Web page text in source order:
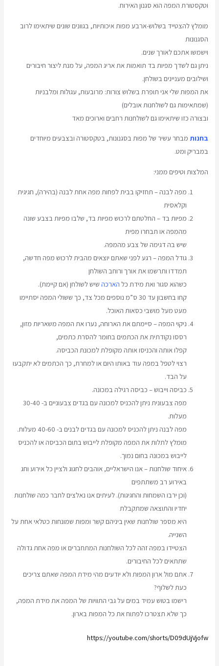
וטקסטורת המפה הוא סגנון האירוח.
מומלץ להצטייד בשלוש-ארבע מפות איכותיות, בגוונים שונים שיתאימו לרוב
הסגנונות
וישמשו אתכם לאורך שנים.
ניתן גם לשדך מפיות בד תואמות את אריג המפה, על מנת ליצור חיבורים
ושילובים מעניינים בשולחן.
את המפות שלי אני תופרת בשלוש צורות: מרובעות, עגולות ומלבניות
(שמתאימות גם לשולחנות אובלים)
ובצורה כזו שיתאימו גם לשולחנות רחבים וארוכים מאד
בחנות מבחר עשיר של מפות בסגנונות, בטקסטורה ובצבעים מיוחדים
במבריק ומט.
המלצות וטיפים ממני:
מפה לבנה – תחזיקו בבית לפחות מפה אחת לבנה (בהירה), חגיגית
וקלאסית
מפיות בד – החלטתם לרכוש מפיות בד, שלבו מפיות בצבע שונה
מהמפה או תבחרו מפית
שיש בה דגימה של צבע מהמפה.
גודל המפה – רגע לפני שאתם יוצאים מהבית לרכוש מפה חדשה,
תמדדו ותרשמו את אורך ורוחב השולחן
כשהוא סגור ואת מידת כל הארכה שיש לשולחן (אם קיימת).
קחו בחשבון עד 30 ס”מ נוספים מכל צד, כך ששולי המפה יסתיימו
מעט מעל מושבי כסאות האוכל.
ניקוי המפה – סיימתם את הארוחה, נערו את המפה משאריות מזון,
רססו נקודתית את הכתמים בחומר להסרת כתמים,
קפלו אותה והכניסו אותה מקופלת למכונת הכביסה.
רצוי לטפל במפה עוד באותו היום או למחרת, כך הכתמים לא יתקבעו
על הבד.
כביסה וייבוש – כביסה רגילה במכונה.
מפה צבעונית ניתן להכניס למכונה עם בגדים צבעוניים ב- 30-40
מעלות.
מפה לבנה ניתן להכניס למכונה עם בגדים לבנים ב- 40-60 מעלות.
מומלץ לתלות את המפה מקופלת לייבוש בתום הכביסה או להכניס
לייבוש במכונה בחום נמוך.
איחוד שולחנות – אנו הישראליים, אוהבים לחגוג ולציין כל אירוע וחג
באירוע רב משתתפים
(וכן ירבו השמחות והחגיגות). לעיתים אנו נאלצים לחבר כמה שולחנות
יחדיו והתוצאה שמתקבלת
היא מספר שולחנות שאין ביניהם קשר ומפות שמונחות כטלאי אחת על
השנייה.
הצטיידו במפה זהה לכל השולחנות המתחברים או מפה אחת גדולה
שתתאים לכל החיבורים.
אתם מול ארון המפות ולא יודעים מהי מידת המפה שאתם צריכים
כעת לשלוף?
רישמו בטוש עמיד במים על גבי התוויות של המפה את מידת המפה,
כך שלא תצטרכו לפתוח את כל המפות בארון.
https://youtube.com/shorts/D09dUjVjofw